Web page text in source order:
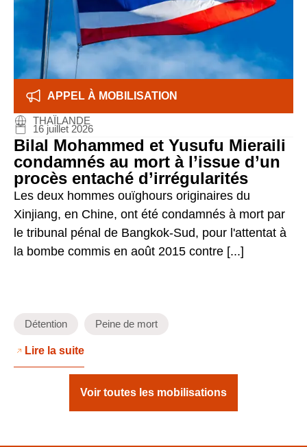
APPEL À MOBILISATION
THAÏLANDE
16 juillet 2026
Bilal Mohammed et Yusufu Mieraili
condamnés au mort à l’issue d’un
procès entaché d’irrégularités
Les deux hommes ouïghours originaires du
Xinjiang, en Chine, ont été condamnés à mort par
le tribunal pénal de Bangkok-Sud, pour l'attentat à
la bombe commis en août 2015 contre [...]
Détention Peine de mort
Lire la suite
Voir toutes les mobilisations